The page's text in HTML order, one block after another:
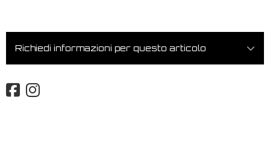
Richiedi informazioni per questo articolo